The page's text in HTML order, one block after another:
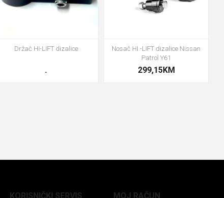
Držač HI-LIFT dizalice
.
Nosač HI -LIFT dizalice Nissan
Patrol Y61
299,15KM
KORISNIČKI SERVIS MOJ RAČUN